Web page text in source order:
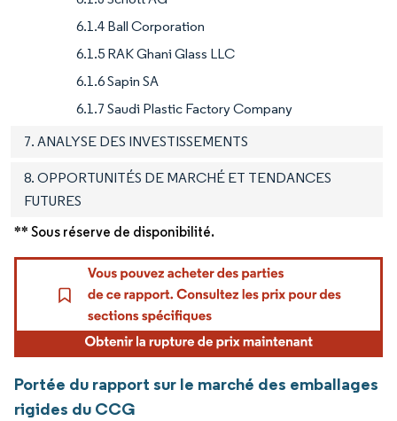
6.1.4 Ball Corporation
6.1.5 RAK Ghani Glass LLC
6.1.6 Sapin SA
6.1.7 Saudi Plastic Factory Company
7. ANALYSE DES INVESTISSEMENTS
8. OPPORTUNITÉS DE MARCHÉ ET TENDANCES
FUTURES
** Sous réserve de disponibilité.
Portée du rapport sur le marché des emballages
rigides du CCG